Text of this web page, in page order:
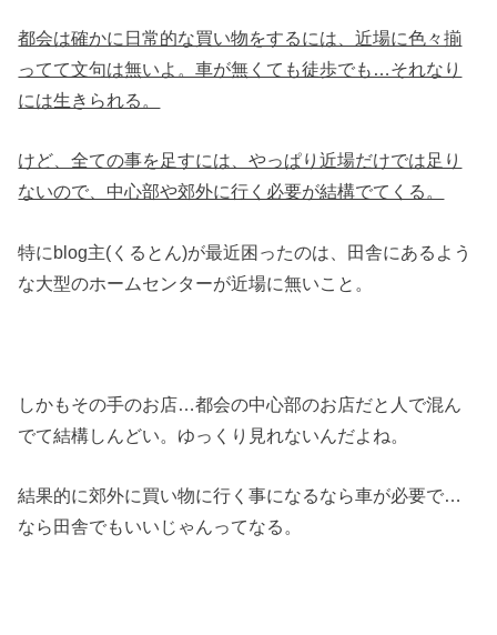
都会は確かに日常的な買い物をするには、近場に色々揃
ってて文句は無いよ。車が無くても徒歩でも…それなり
には生きられる。
けど、全ての事を足すには、やっぱり近場だけでは足り
ないので、中心部や郊外に行く必要が結構でてくる。
特にblog主(くるとん)が最近困ったのは、田舎にあるよう
な大型のホームセンターが近場に無いこと。
しかもその手のお店…都会の中心部のお店だと人で混ん
でて結構しんどい。ゆっくり見れないんだよね。
結果的に郊外に買い物に行く事になるなら車が必要で…
なら田舎でもいいじゃんってなる。